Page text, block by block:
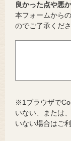
良かった点や悪
本フォームから
のでご了承くださ
※1ブラウザで
いない、または
いない場合はご